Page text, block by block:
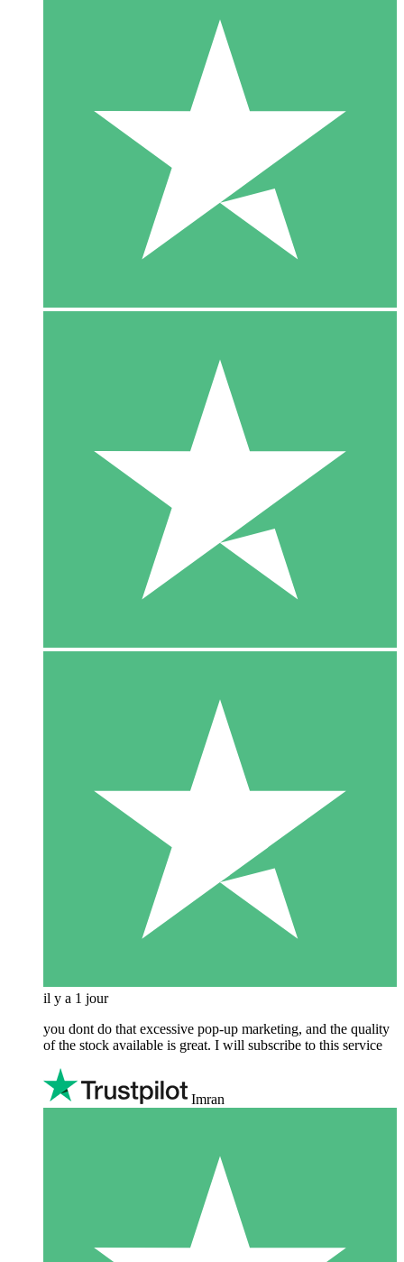
il y a 1 jour
you dont do that excessive pop-up marketing, and the quality
of the stock available is great. I will subscribe to this service
Imran